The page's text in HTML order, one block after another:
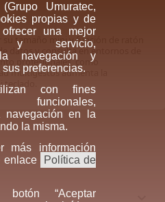
su tamaño mini y función de ratón
datos y consulta en entornos de
profesionales como
multigestos aumenta la
Umuratec,
propias y de
una mejor
y servicio,
navegación y
preferencias.
con fines
funcionales,
navegación en la
la misma.
más información
enlace
Política de
botón “Aceptar